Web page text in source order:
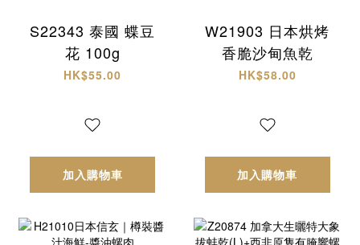
S22343 泰國 蝶豆
花 100g
HK$55.00
加入購物車
W21903 日本烘烤
香脆沙甸魚乾
HK$58.00
加入購物車